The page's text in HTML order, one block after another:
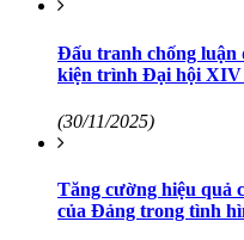
Đấu tranh chống luận
kiện trình Đại hội XIV
(30/11/2025)
Tăng cường hiệu quả
của Đảng trong tình